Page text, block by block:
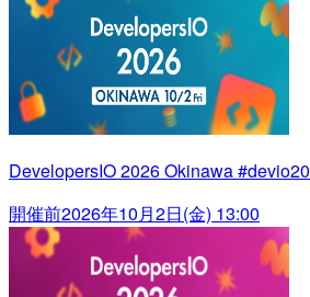
DevelopersIO 2026 Okinawa
開催前2026年10月2日(金) 13:00